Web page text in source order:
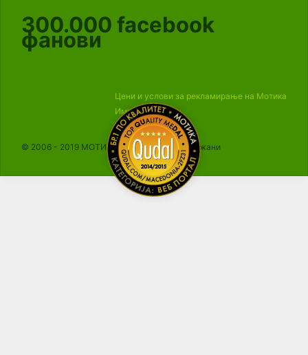
300.000 facebook
фанови
Цени и услови за рекламирање на Мотика
Импресум
© 2006 - 2019 МОТИКА, Сите права се задржани